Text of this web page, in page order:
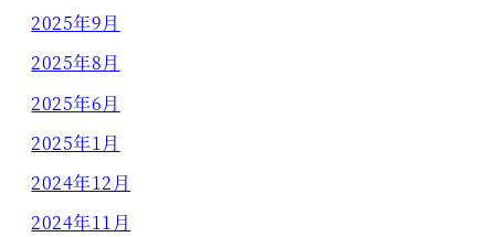
2025年9月
2025年8月
2025年6月
2025年1月
2024年12月
2024年11月